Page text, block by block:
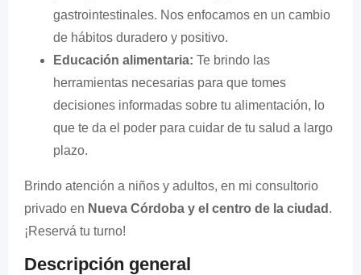
gastrointestinales. Nos enfocamos en un cambio
de hábitos duradero y positivo.
Educación alimentaria: Te brindo las
herramientas necesarias para que tomes
decisiones informadas sobre tu alimentación, lo
que te da el poder para cuidar de tu salud a largo
plazo.
Brindo atención a niños y adultos, en mi consultorio
privado en Nueva Córdoba y el centro de la ciudad .
¡Reservá tu turno!
Descripción general